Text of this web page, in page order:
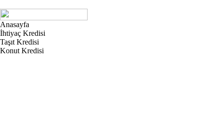
Anasayfa
İhtiyaç Kredisi
Taşıt Kredisi
Konut Kredisi